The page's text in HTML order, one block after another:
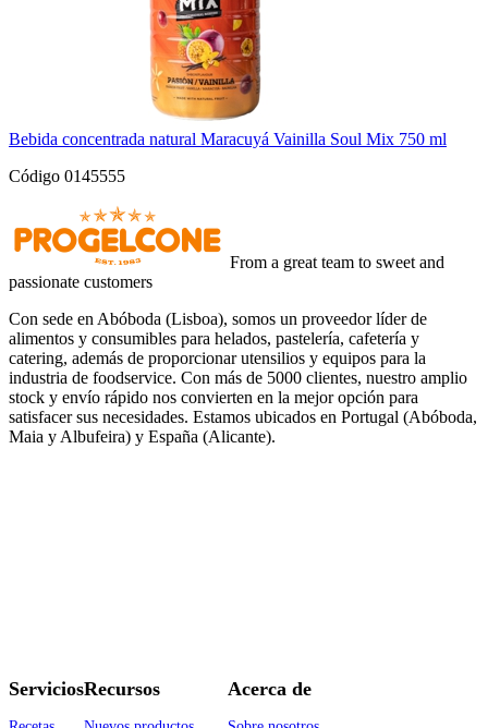
Bebida concentrada natural Maracuyá Vainilla Soul Mix 750 ml
Código 0145555
From a great team to sweet and
passionate customers
Con sede en Abóboda (Lisboa), somos un proveedor líder de
alimentos y consumibles para helados, pastelería, cafetería y
catering, además de proporcionar utensilios y equipos para la
industria de foodservice. Con más de 5000 clientes, nuestro amplio
stock y envío rápido nos convierten en la mejor opción para
satisfacer sus necesidades. Estamos ubicados en Portugal (Abóboda,
Maia y Albufeira) y España (Alicante).
ServiciosRecursos Acerca de